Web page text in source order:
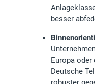
besser
Europa
Deutsche